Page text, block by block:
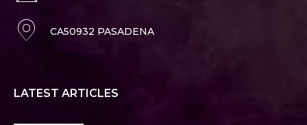
CA50932 PASADENA
LATEST ARTICLES